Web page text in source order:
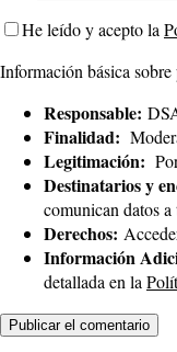
He leído y acepto la
Información básica
Responsable:
Finalidad:
Legitimación:
Destinatarios y
comunican datos a
Derechos:
Información
detallada en la